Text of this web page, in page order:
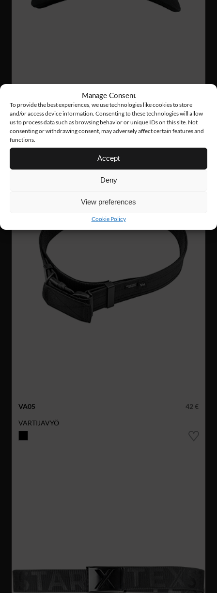
Manage Consent
To provide the best experiences, we use technologies like cookies to store
and/or access device information. Consenting to these technologies will allow
us to process data such as browsing behavior or unique IDs on this site. Not
consenting or withdrawing consent, may adversely affect certain features and
functions.
Accept
Deny
View preferences
Cookie Policy
TECH CAP
VA05
42 €
VARTIJAVYÖ